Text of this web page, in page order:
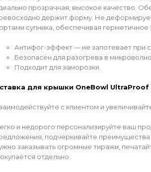
прозрачная, высокое качество.
держит форму. Не
супника, обеспечивая
Антифог-эффект — не запотевает при
Безопасен для разогрева в
Подходит для заморозки.
для крышки OneBowl UltraProof
с клиентом и
и недорого персонализируйте ваш
подчеркивайте
заказывать огромные тиражи,
отдельно.